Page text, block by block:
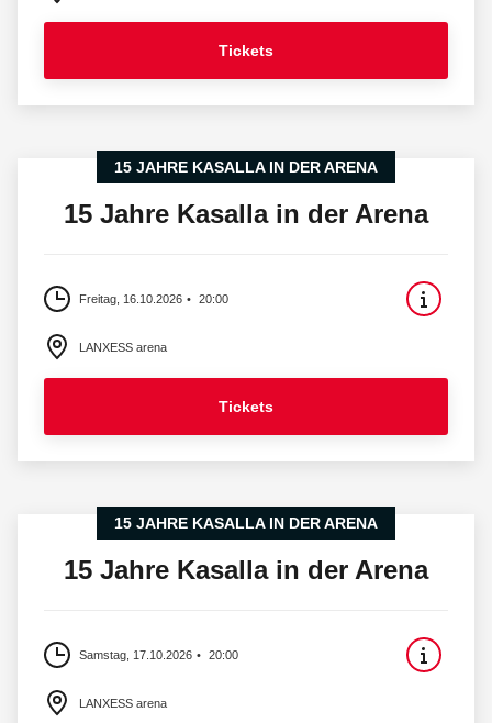
Tickets
15 JAHRE KASALLA IN DER ARENA
15 Jahre Kasalla in der Arena
Freitag, 16.10.2026 20:00
LANXESS arena
Tickets
15 JAHRE KASALLA IN DER ARENA
15 Jahre Kasalla in der Arena
Samstag, 17.10.2026 20:00
LANXESS arena